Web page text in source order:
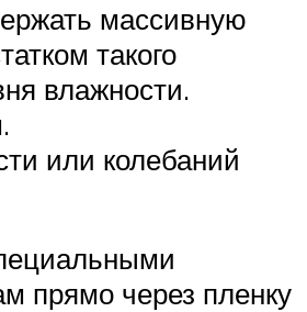
массивную
такого
влажности.
или колебаний
прямо через пленку